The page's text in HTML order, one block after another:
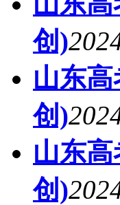
创)
山东
创)
山东
创)